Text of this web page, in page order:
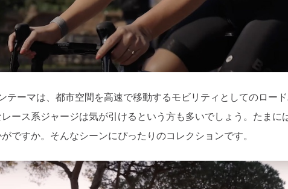
テーマは、都市空間を高速で移動するモビリティとしてのロー
ース系ジャージは気が引けるという方も多いでしょう。たまに
ですか。そんなシーンにぴったりのコレクションです。